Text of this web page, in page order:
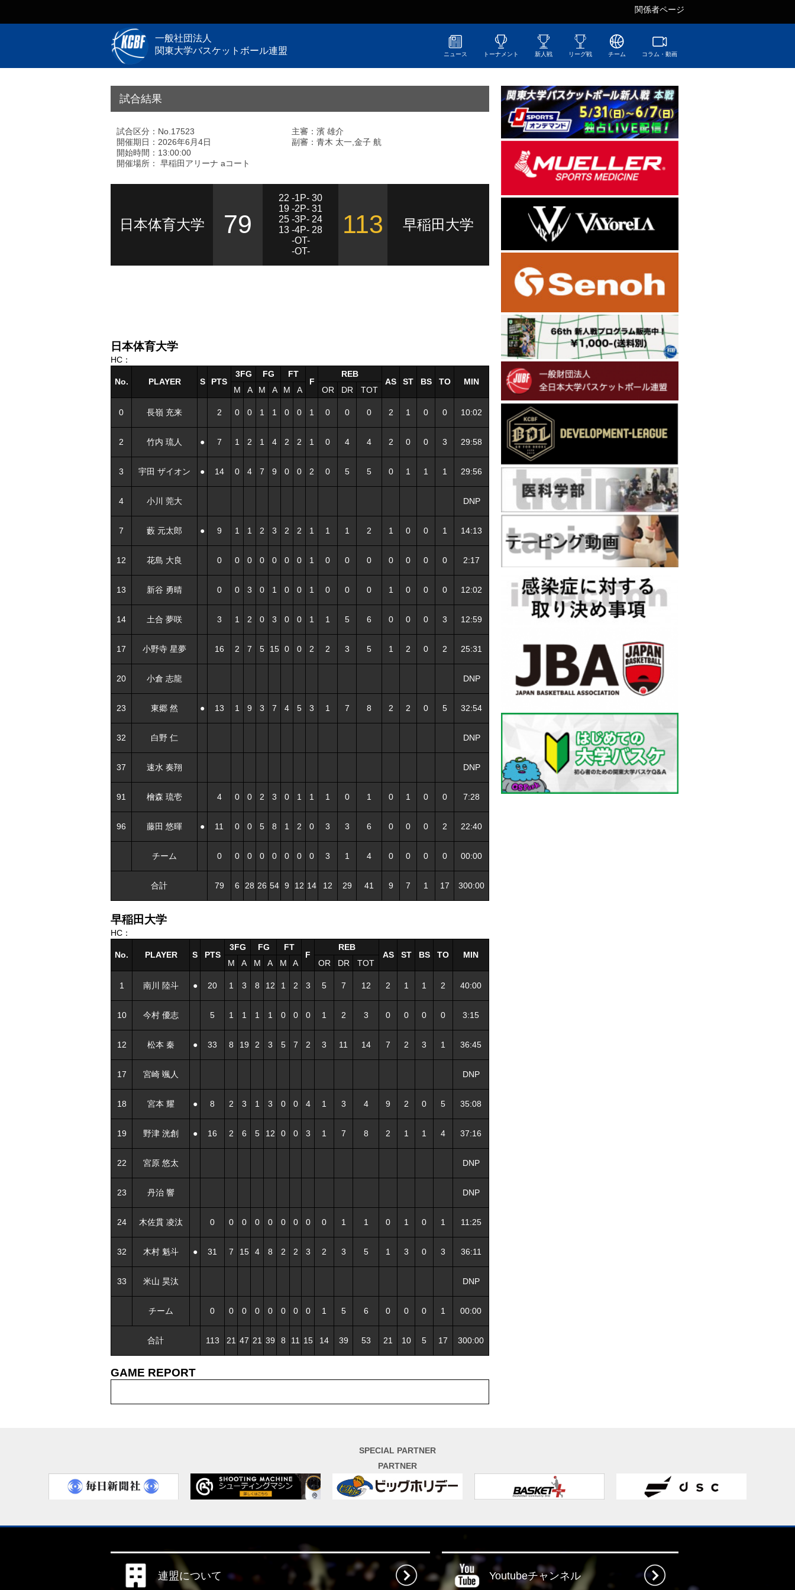
関係者ページ
一般社団法人
関東大学バスケットボール連盟
ニュース トーナメント 新人戦 リーグ戦 チーム コラム・動画
試合結果
試合区分：No.17523
開催期日：2026年6月4日
開始時間：13:00:00
開催場所： 早稲田アリーナ aコート
主審：濱 雄介
副審：青木 太一,金子 航
日本体育大学 79
22 -1P- 30
19 -2P- 31
25 -3P- 24
13 -4P- 28
-OT-
-OT-
113 早稲田大学
日本体育大学
HC：
No. PLAYER S PTS
3FG FG
FT
F
REB
AS
ST BS TO
MIN
M
A M A M A OR DR TOT
0 長嶺 充来 2 0 0 1 1 0 0 1 0 0 0 2 1 0 0 10:02
2 竹内 琉人 ● 7 1 2 1 4 2 2 1 0 4 4 2 0 0 3 29:58
3 宇田 ザイオン ● 14 0 4 7 9 0 0 2 0 5 5 0 1 1 1 29:56
4 小川 莞大 DNP
7 藪 元太郎 ● 9 1 1 2 3 2 2 1 1 1 2 1 0 0 1 14:13
12 花島 大良 0 0 0 0 0 0 0 1 0 0 0 0 0 0 0 2:17
13 新谷 勇晴 0 0 3 0 1 0 0 1 0 0 0 1 0 0 0 12:02
14 土合 夢咲 3 1 2 0 3 0 0 1 1 5 6 0 0 0 3 12:59
17 小野寺 星夢 16 2 7 5 15 0 0 2 2 3 5 1 2 0 2 25:31
20 小倉 志龍 DNP
23 東郷 然 ● 13 1 9 3 7 4 5 3 1 7 8 2 2 0 5 32:54
32 白野 仁 DNP
37 速水 奏翔 DNP
91 檜森 琉壱 4 0 0 2 3 0 1 1 1 0 1 0 1 0 0 7:28
96 藤田 悠暉 ● 11 0 0 5 8 1 2 0 3 3 6 0 0 0 2 22:40
チーム 0 0 0 0 0 0 0 0 3 1 4 0 0 0 0 00:00
合計 79 6 28 26 54 9 12 14 12 29 41 9 7 1 17 300:00
早稲田大学
HC：
No. PLAYER S PTS
3FG FG
FT
F
REB
AS
ST BS TO
MIN
M
A M A M A OR DR TOT
1 南川 陸斗 ● 20 1 3 8 12 1 2 3 5 7 12 2 1 1 2 40:00
10 今村 優志 5 1 1 1 1 0 0 0 1 2 3 0 0 0 0 3:15
12 松本 秦 ● 33 8 19 2 3 5 7 2 3 11 14 7 2 3 1 36:45
17 宮崎 颯人 DNP
18 宮本 耀 ● 8 2 3 1 3 0 0 4 1 3 4 9 2 0 5 35:08
19 野津 洸創 ● 16 2 6 5 12 0 0 3 1 7 8 2 1 1 4 37:16
22 宮原 悠太 DNP
23 丹治 響 DNP
24 木佐貫 凌汰 0 0 0 0 0 0 0 0 0 1 1 0 1 0 1 11:25
32 木村 魁斗 ● 31 7 15 4 8 2 2 3 2 3 5 1 3 0 3 36:11
33 米山 昊汰 DNP
チーム 0 0 0 0 0 0 0 0 1 5 6 0 0 0 1 00:00
合計 113 21 47 21 39 8 11 15 14 39 53 21 10 5 17 300:00
GAME REPORT
SPECIAL PARTNER
PARTNER
連盟について Youtubeチャンネル